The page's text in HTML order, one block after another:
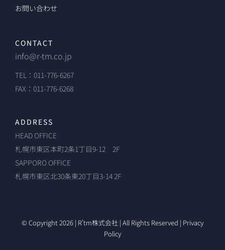
お問い合わせ
CONTACT
info@r-tm.co.jp
TEL：011-776-6267
FAX：011-776-6268
ADDRESS
HEAD OFFICE
札幌市東区本町2条1丁目9-12 2F
SAPPORO OFFICE
札幌市東区北30条東20丁目3-14 2F
© Copyright 2026 | R'tm株式会社 | All Rights Reserved | Privacy
Policy